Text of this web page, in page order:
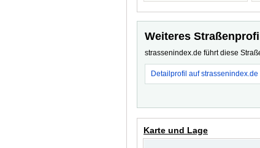
Weiteres
strassenindex.de führt diese
Detailprofil auf strassenindex.de
Karte und Lage